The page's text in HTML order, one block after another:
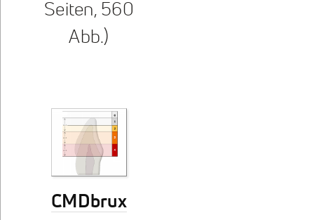
Seiten, 560
Abb.)
CMDbrux